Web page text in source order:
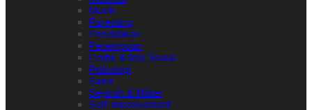
Musik
Parenting
Pendidikan
Perempuan
Politik & Ilmu Sosial
Psikologi
Sains
Sejarah & Militer
Self-improvement